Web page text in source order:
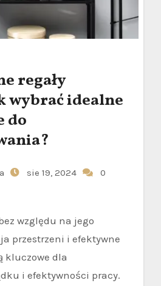
regały
wybrać idealne
do
sie 19, 2024
0
przestrzeni i efektywne
kluczowe dla
i efektywności pracy.